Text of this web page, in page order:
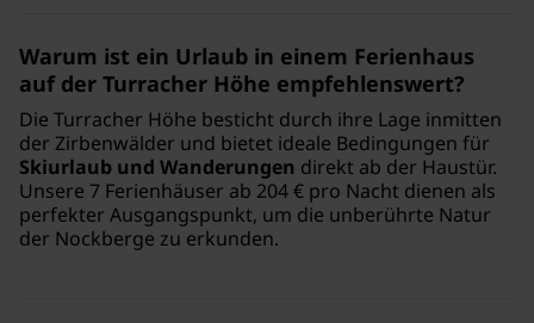
Warum ist ein Urlaub in einem Ferienhaus
auf der Turracher Höhe empfehlenswert?
Die Turracher Höhe besticht durch ihre Lage inmitten
der Zirbenwälder und bietet ideale Bedingungen für
Skiurlaub und Wanderungen direkt ab der Haustür.
Unsere 7 Ferienhäuser ab 204 € pro Nacht dienen als
perfekter Ausgangspunkt, um die unberührte Natur
der Nockberge zu erkunden.